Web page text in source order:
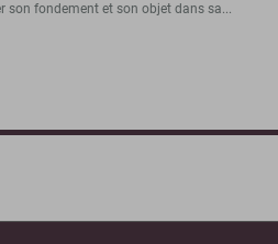
son fondement et son objet dans sa...